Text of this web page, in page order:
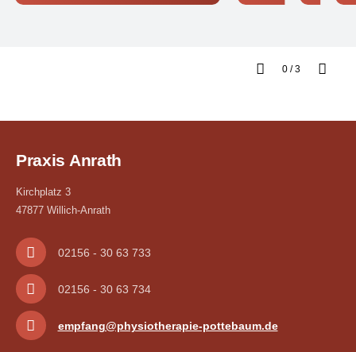
0 /3
Praxis Anrath
Kirchplatz 3
47877 Willich-Anrath
02156 - 30 63 733
02156 - 30 63 734
empfang@physiotherapie-pottebaum.de